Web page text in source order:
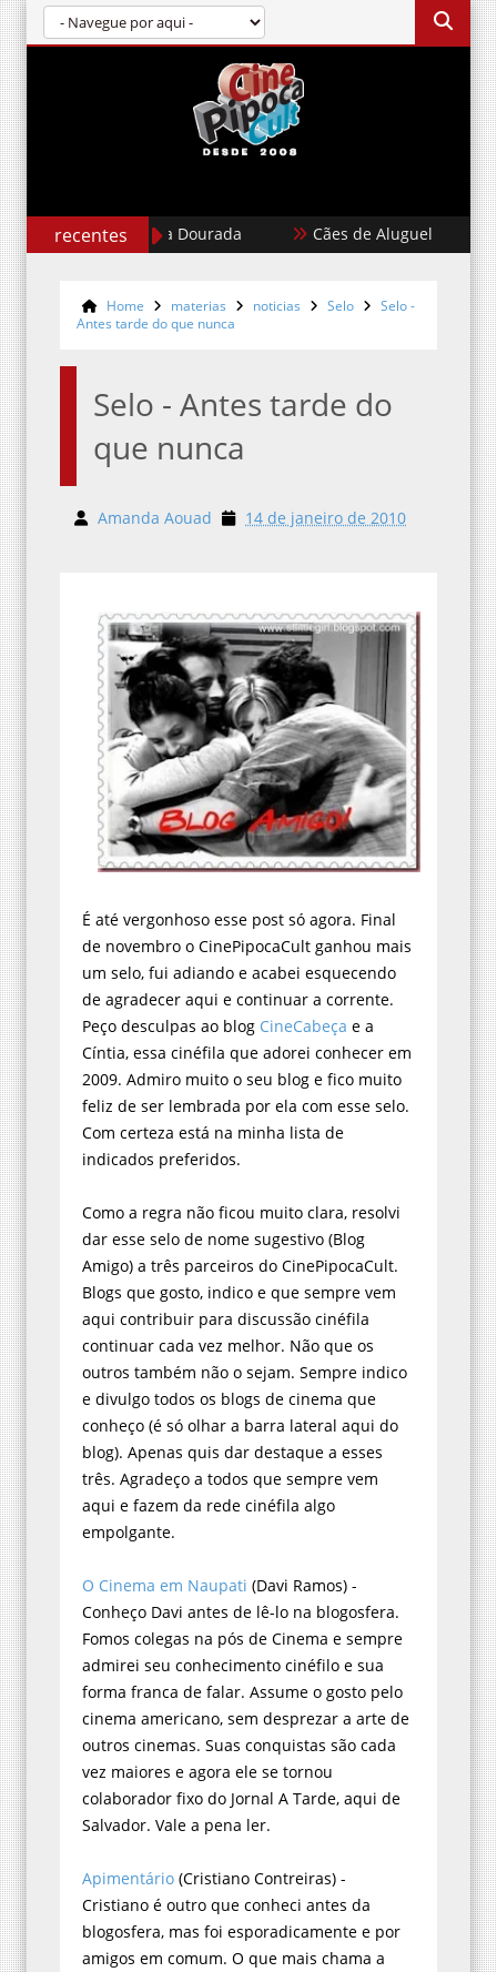
recentesGarota Dourada Cães de Aluguel
Home materias noticias Selo
Selo -
Antes tarde do que nunca
Selo - Antes tarde do
que nunca
Amanda Aouad 14 de janeiro de 2010
É até vergonhoso esse post só agora. Final
de novembro o CinePipocaCult ganhou mais
um selo, fui adiando e acabei esquecendo
de agradecer aqui e continuar a corrente.
Peço desculpas ao blog CineCabeça e a
Cíntia, essa cinéfila que adorei conhecer em
2009. Admiro muito o seu blog e fico muito
feliz de ser lembrada por ela com esse selo.
Com certeza está na minha lista de
indicados preferidos.
Como a regra não ficou muito clara, resolvi
dar esse selo de nome sugestivo (Blog
Amigo) a três parceiros do CinePipocaCult.
Blogs que gosto, indico e que sempre vem
aqui contribuir para discussão cinéfila
continuar cada vez melhor. Não que os
outros também não o sejam. Sempre indico
e divulgo todos os blogs de cinema que
conheço (é só olhar a barra lateral aqui do
blog). Apenas quis dar destaque a esses
três. Agradeço a todos que sempre vem
aqui e fazem da rede cinéfila algo
empolgante.
O Cinema em Naupati (Davi Ramos) -
Conheço Davi antes de lê-lo na blogosfera.
Fomos colegas na pós de Cinema e sempre
admirei seu conhecimento cinéfilo e sua
forma franca de falar. Assume o gosto pelo
cinema americano, sem desprezar a arte de
outros cinemas. Suas conquistas são cada
vez maiores e agora ele se tornou
colaborador fixo do Jornal A Tarde, aqui de
Salvador. Vale a pena ler.
Apimentário (Cristiano Contreiras) -
Cristiano é outro que conheci antes da
blogosfera, mas foi esporadicamente e por
amigos em comum. O que mais chama a